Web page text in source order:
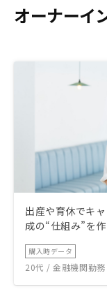
オーナーイ
出産や育休でキ
成の“仕組み”を
購入時データ
20代 / 金融機関勤務